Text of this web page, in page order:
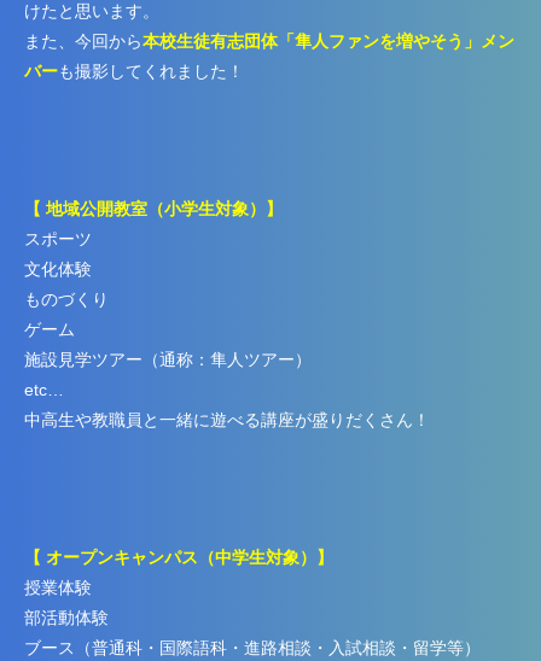
けたと思います。
また、今回から本校生徒有志団体「隼人ファンを増やそう」メン
バーも撮影してくれました！
【 地域公開教室（小学生対象）】
スポーツ
文化体験
ものづくり
ゲーム
施設見学ツアー（通称：隼人ツアー）
etc…
中高生や教職員と一緒に遊べる講座が盛りだくさん！
【 オープンキャンパス（中学生対象）】
授業体験
部活動体験
ブース（普通科・国際語科・進路相談・入試相談・留学等）